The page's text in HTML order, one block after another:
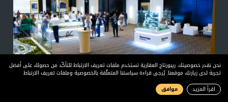
نحن نقدر خصوصيتك. ريبورتاج العقارية تستخدم ملفات تعريف الارتباط للتأكّد من حصولك على أفضل
تجربة لدى زيارتك موقعنا. يُرجى قراءة سياستنا المتعلّقة بالخصوصية وملفات تعريف الارتباط
اقرأ المزيد موافق